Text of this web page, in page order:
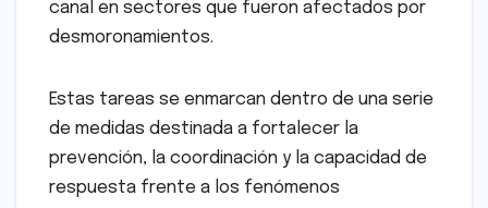
canal en sectores que fueron afectados por
desmoronamientos.
Estas tareas se enmarcan dentro de una serie
de medidas destinada a fortalecer la
prevención, la coordinación y la capacidad de
respuesta frente a los fenómenos